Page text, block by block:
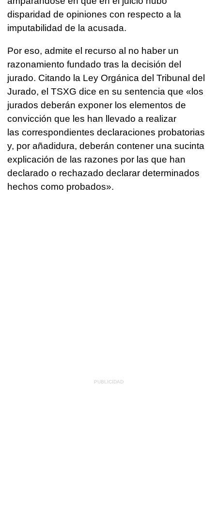
disparidad de opiniones con respecto a la
imputabilidad de la acusada.
Por eso, admite el recurso al no haber un
razonamiento fundado tras la decisión del
jurado. Citando la Ley Orgánica del Tribunal del
Jurado, el TSXG dice en su sentencia que «los
jurados deberán exponer los elementos de
convicción que les han llevado a realizar
las correspondientes declaraciones probatorias
y, por añadidura, deberán contener una sucinta
explicación de las razones por las que han
declarado o rechazado declarar determinados
hechos como probados».